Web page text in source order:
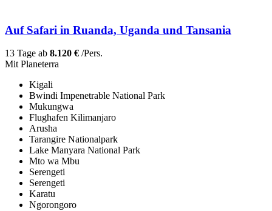
Auf Safari in Ruanda, Uganda und Tansania
13 Tage ab 8.120 € /Pers.
Mit Planeterra
Kigali
Bwindi Impenetrable National Park
Mukungwa
Flughafen Kilimanjaro
Arusha
Tarangire Nationalpark
Lake Manyara National Park
Mto wa Mbu
Serengeti
Serengeti
Karatu
Ngorongoro